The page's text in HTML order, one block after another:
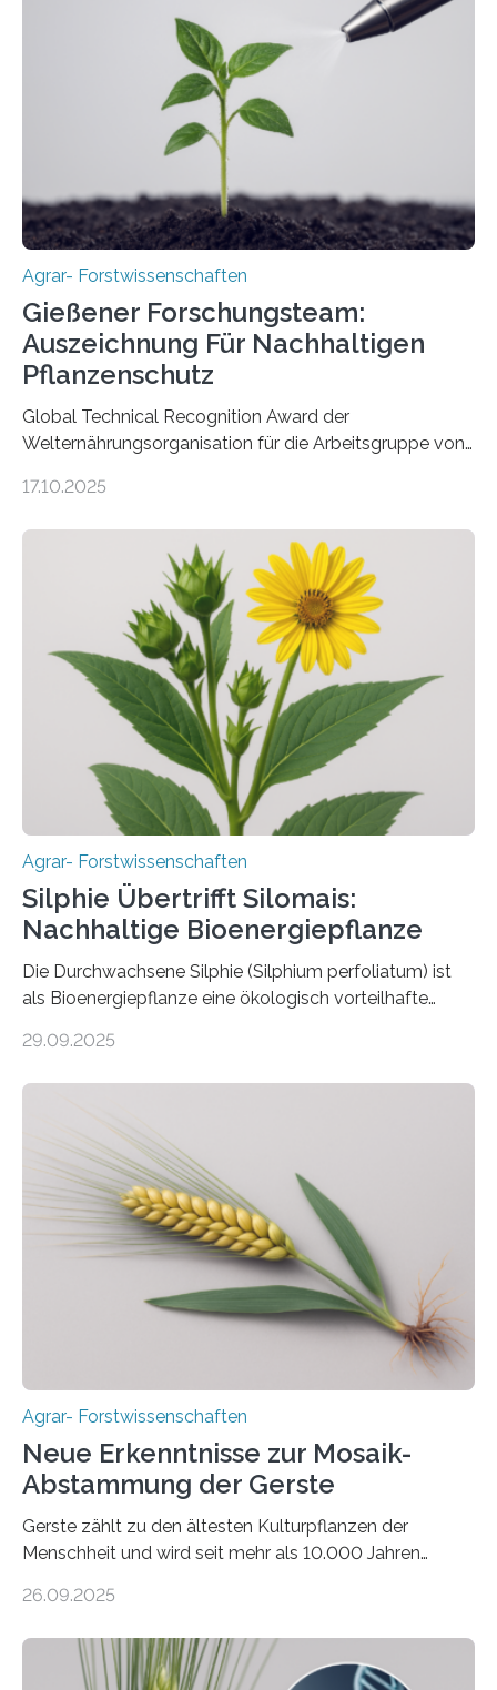
Agrar- Forstwissenschaften
Gießener Forschungsteam:
Auszeichnung Für Nachhaltigen
Pflanzenschutz
Global Technical Recognition Award der
Welternährungsorganisation für die Arbeitsgruppe von
Insektenbiotechnologie der JLU Insekten spielen eine
aber Krankheiten übertragen und der Landwirtschaft
und dem Gartenbau erhebliche Schäden zufügen. Es ist
daher entscheidend, Schadinsekten effektiv zu
bekämpfen, während gleichzeitig nützliche Insekten
erhalten bleiben. An der Justus-Liebig-Universität
Gießen (JLU) erforscht die Arbeitsgruppe von Prof. Dr.
Marc F. Schetelig am Institut für
Insektenbiotechnologie neue biologische und
biotechnologische Verfahren zur…
17.10.2025
Agrar- Forstwissenschaften
Silphie Übertrifft Silomais:
Nachhaltige Bioenergiepflanze
Die Durchwachsene Silphie (Silphium perfoliatum) ist
als Bioenergiepflanze eine ökologisch vorteilhafte
mehrjährigen Vergleichsstudie von Forschenden der
nach nachhaltigen Alternativen zur Energiegewinnung
aus landwirtschaftlichen Kulturen ist ein zentrales
Anliegen im Zuge der europäischen Klimaziele, bis
2050 klimaneutral zu werden. In Deutschland dominiert
bislang der Mais als Energiepflanze, doch sein Anbau
bringt ökologische Herausforderungen mit sich:
Bodenerosion, Nährstoffauswaschung und…
29.09.2025
Agrar- Forstwissenschaften
Neue Erkenntnisse zur Mosaik-
Abstammung der Gerste
Gerste zählt zu den ältesten Kulturpflanzen der
Menschheit und wird seit mehr als 10.000 Jahren
einzigen Ort domestiziert wurde. Eine neue Studie eines
Instituts für Pflanzengenetik und
Kulturpflanzenforschung (IPK) zeigt, dass die heutige
26.09.2025